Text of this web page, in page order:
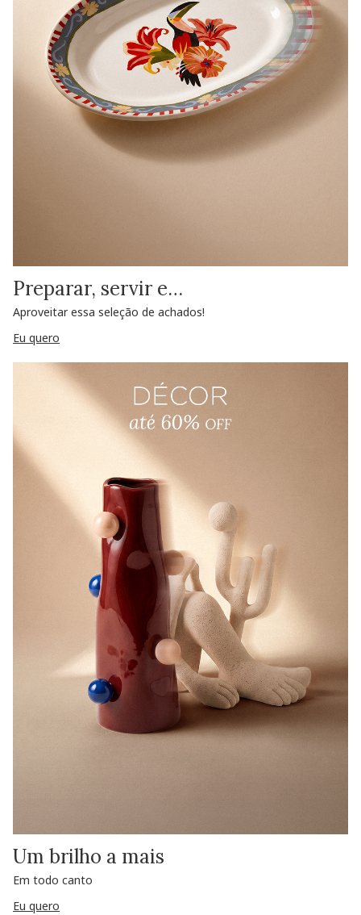
Preparar, servir e…
Aproveitar essa seleção de achados!
Eu quero
Um brilho a mais
Em todo canto
Eu quero